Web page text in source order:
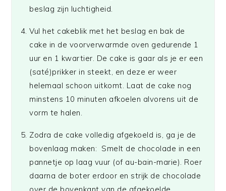
beslag zijn luchtigheid.
Vul het cakeblik met het beslag en bak de
cake in de voorverwarmde oven gedurende 1
uur en 1 kwartier. De cake is gaar als je er een
(saté)prikker in steekt, en deze er weer
helemaal schoon uitkomt. Laat de cake nog
minstens 10 minuten afkoelen alvorens uit de
vorm te halen.
Zodra de cake volledig afgekoeld is, ga je de
bovenlaag maken: Smelt de chocolade in een
pannetje op laag vuur (of au-bain-marie). Roer
daarna de boter erdoor en strijk de chocolade